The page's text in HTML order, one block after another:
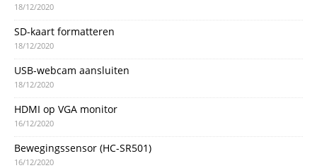
18/12/2020
SD-kaart formatteren
18/12/2020
USB-webcam aansluiten
18/12/2020
HDMI op VGA monitor
16/12/2020
Bewegingssensor (HC-SR501)
16/12/2020